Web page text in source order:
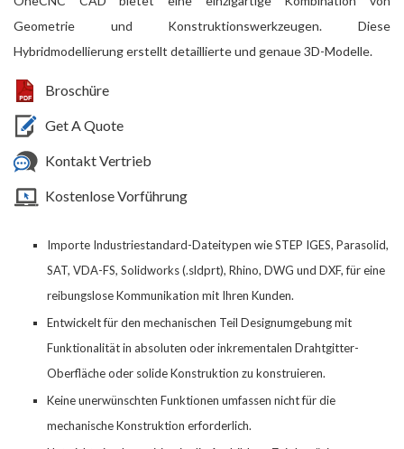
Geometrie und Konstruktionswerkzeugen. Diese
Hybridmodellierung erstellt detaillierte und genaue 3D-Modelle.
Broschüre
Get A Quote
Kontakt Vertrieb
Kostenlose Vorführung
Importe Industriestandard-Dateitypen wie STEP IGES, Parasolid,
SAT, VDA-FS, Solidworks (.sldprt), Rhino, DWG und DXF, für eine
reibungslose Kommunikation mit Ihren Kunden.
Entwickelt für den mechanischen Teil Designumgebung mit
Funktionalität in absoluten oder inkrementalen Drahtgitter-
Oberfläche oder solide Konstruktion zu konstruieren.
Keine unerwünschten Funktionen umfassen nicht fürdie
mechanische Konstruktion erforderlich.